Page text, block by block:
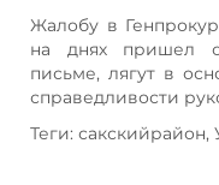
Жалобу в
на днях пришел
письме, лягут в
справедливости
Теги: сакскийрайон,